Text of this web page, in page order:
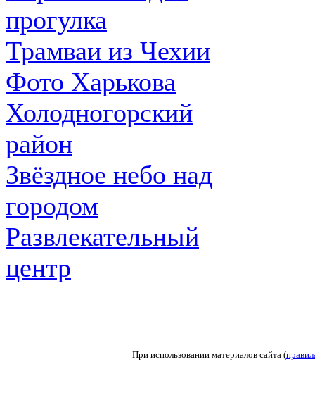
прогулка
Трамваи из Чехии
Фото Харькова
Холодногорский
район
Звёздное небо над
городом
Развлекательный
центр
При использовании материалов сайта (